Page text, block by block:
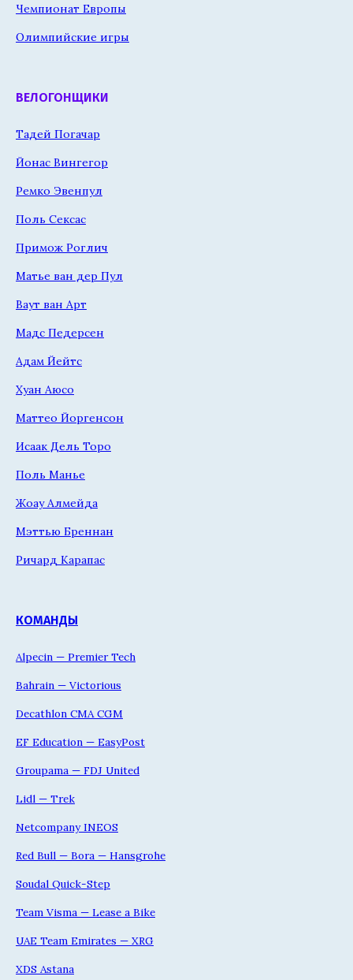
Чемпионат Европы
Олимпийские игры
ВЕЛОГОНЩИКИ
Тадей Погачар
Йонас Вингегор
Ремко Эвенпул
Поль Сексас
Примож Роглич
Матье ван дер Пул
Ваут ван Арт
Мадс Педерсен
Адам Йейтс
Хуан Аюсо
Маттео Йоргенсон
Исаак Дель Торо
Поль Манье
Жоау Алмейда
Мэттью Бреннан
Ричард Карапас
КОМАНДЫ
Alpecin — Premier Tech
Bahrain — Victorious
Decathlon CMA CGM
EF Education — EasyPost
Groupama — FDJ United
Lidl — Trek
Netcompany INEOS
Red Bull — Bora — Hansgrohe
Soudal Quick-Step
Team Visma — Lease a Bike
UAE Team Emirates — XRG
XDS Astana